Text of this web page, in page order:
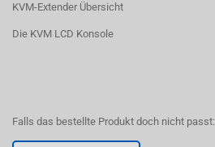
KVM-Extender Übersicht
Die KVM LCD Konsole
Falls das bestellte Produkt doch nicht passt: